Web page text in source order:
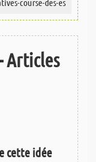
Articles
cette idée